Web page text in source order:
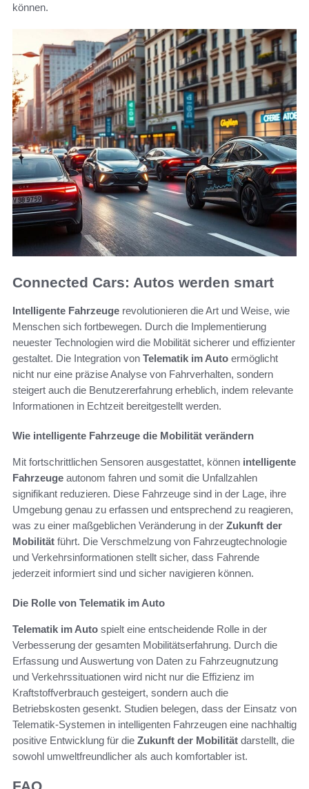
können.
Connected Cars: Autos werden smart
Intelligente Fahrzeuge revolutionieren die Art und Weise, wie
Menschen sich fortbewegen. Durch die Implementierung
neuester Technologien wird die Mobilität sicherer und effizienter
gestaltet. Die Integration von Telematik im Auto ermöglicht
nicht nur eine präzise Analyse von Fahrverhalten, sondern
steigert auch die Benutzererfahrung erheblich, indem relevante
Informationen in Echtzeit bereitgestellt werden.
Wie intelligente Fahrzeuge die Mobilität verändern
Mit fortschrittlichen Sensoren ausgestattet, können intelligente
Fahrzeuge autonom fahren und somit die Unfallzahlen
signifikant reduzieren. Diese Fahrzeuge sind in der Lage, ihre
Umgebung genau zu erfassen und entsprechend zu reagieren,
was zu einer maßgeblichen Veränderung in der Zukunft der
Mobilität führt. Die Verschmelzung von Fahrzeugtechnologie
und Verkehrsinformationen stellt sicher, dass Fahrende
jederzeit informiert sind und sicher navigieren können.
Die Rolle von Telematik im Auto
Telematik im Auto spielt eine entscheidende Rolle in der
Verbesserung der gesamten Mobilitätserfahrung. Durch die
Erfassung und Auswertung von Daten zu Fahrzeugnutzung
und Verkehrssituationen wird nicht nur die Effizienz im
Kraftstoffverbrauch gesteigert, sondern auch die
Betriebskosten gesenkt. Studien belegen, dass der Einsatz von
Telematik-Systemen in intelligenten Fahrzeugen eine nachhaltig
positive Entwicklung für die Zukunft der Mobilität darstellt, die
sowohl umweltfreundlicher als auch komfortabler ist.
FAQ